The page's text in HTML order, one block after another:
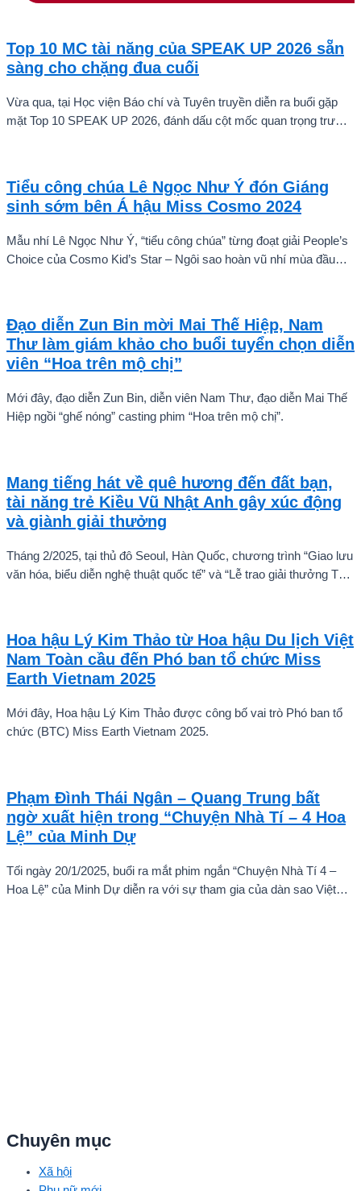
Top 10 MC tài năng của SPEAK UP 2026 sẵn
sàng cho chặng đua cuối
Vừa qua, tại Học viện Báo chí và Tuyên truyền diễn ra buổi gặp
mặt Top 10 SPEAK UP 2026, đánh dấu cột mốc quan trọng trước
Tiểu công chúa Lê Ngọc Như Ý đón Giáng
sinh sớm bên Á hậu Miss Cosmo 2024
Mẫu nhí Lê Ngọc Như Ý, “tiểu công chúa” từng đoạt giải People’s
Choice của Cosmo Kid’s Star – Ngôi sao hoàn vũ nhí mùa đầu
Đạo diễn Zun Bin mời Mai Thế Hiệp, Nam
Thư làm giám khảo cho buổi tuyển chọn diễn
viên “Hoa trên mộ chị”
Mới đây, đạo diễn Zun Bin, diễn viên Nam Thư, đạo diễn Mai Thế
Hiệp ngồi “ghế nóng” casting phim “Hoa trên mộ chị”.
Mang tiếng hát về quê hương đến đất bạn,
tài năng trẻ Kiều Vũ Nhật Anh gây xúc động
và giành giải thưởng
Tháng 2/2025, tại thủ đô Seoul, Hàn Quốc, chương trình “Giao lưu
văn hóa, biểu diễn nghệ thuật quốc tế” và “Lễ trao giải thưởng Tài
ấn tượng mạnh với giọng hát trữ tình sâu lắng, mang đậm hơi thở
quê hương.
Hoa hậu Lý Kim Thảo từ Hoa hậu Du lịch Việt
Nam Toàn cầu đến Phó ban tổ chức Miss
Earth Vietnam 2025
Mới đây, Hoa hậu Lý Kim Thảo được công bố vai trò Phó ban tổ
chức (BTC) Miss Earth Vietnam 2025.
Phạm Đình Thái Ngân – Quang Trung bất
ngờ xuất hiện trong “Chuyện Nhà Tí – 4 Hoa
Lệ” của Minh Dự
Tối ngày 20/1/2025, buổi ra mắt phim ngắn “Chuyện Nhà Tí 4 –
Hoa Lệ” của Minh Dự diễn ra với sự tham gia của dàn sao Việt
Chuyên mục
Xã hội